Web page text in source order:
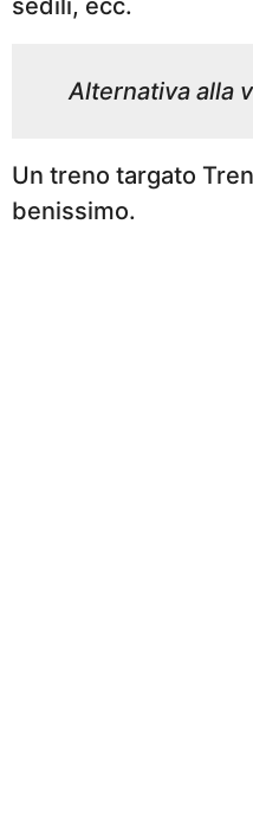
sedili, ecc.
Alternativa alla
Un treno targato
benissimo.